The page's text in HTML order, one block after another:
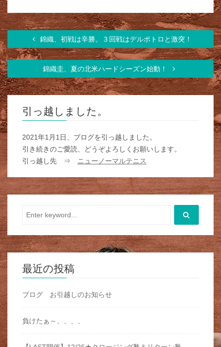
錦織、初戦は辛勝。３回戦はデルポトロと激突！
錦織圭、夏の北米ハードシーズン始動！
引っ越しました。
2021年1月1日、ブログを引っ越しました。
引き続きのご愛読、どうぞよろしくお願いします。
引っ越し先 ⇒
ニューノーマルテニス
最近の投稿
ブログ お引越しのお知らせ
負けたぁ～、、、、